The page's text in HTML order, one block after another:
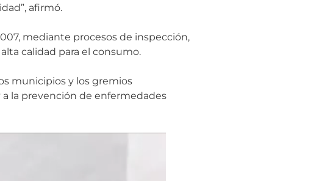
afirmó.
mediante procesos de inspección,
calidad para el consumo.
municipios y los gremios
la prevención de enfermedades